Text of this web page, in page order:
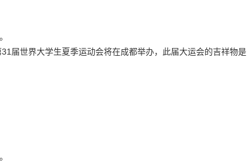
届世界大学生夏季运动会将在成都举办，此届大运会的吉祥物是